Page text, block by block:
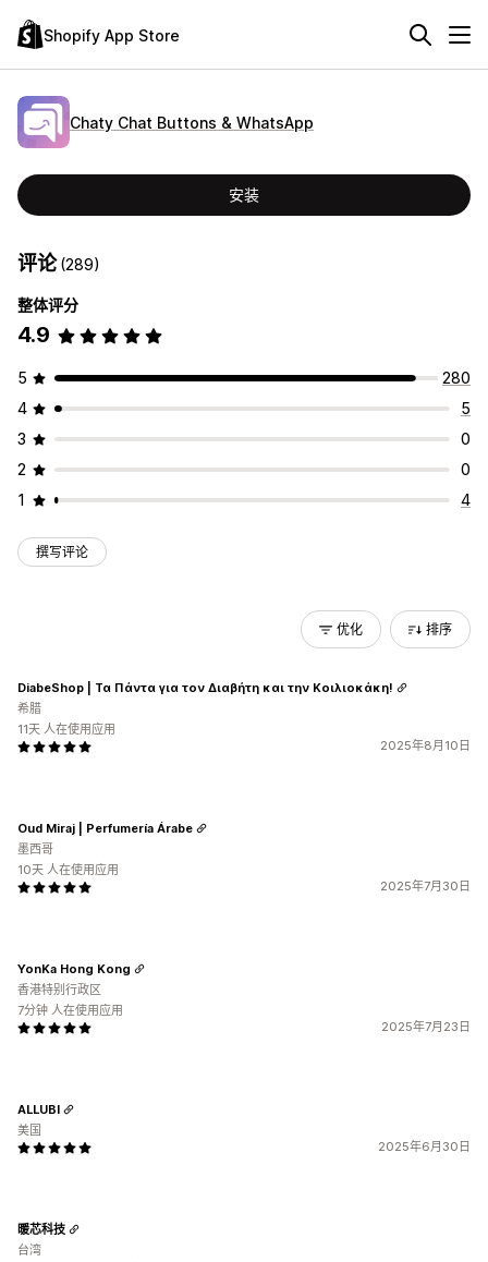
Shopify App Store
Chaty Chat Buttons & WhatsApp
安装
评论(289)
整体评分
4.9
5
280
4
5
3
0
2
0
1
4
撰写评论
优化 排序
2025年8月10日
DiabeShop | Τα Πάντα για τον Διαβήτη και την Κοιλιοκάκη!
希腊
11天 人在使用应用
2025年7月30日
Oud Miraj | Perfumería Árabe
墨西哥
10天 人在使用应用
2025年7月23日
YonKa Hong Kong
香港特别行政区
7分钟 人在使用应用
2025年6月30日
ALLUBI
美国
暖芯科技
台湾